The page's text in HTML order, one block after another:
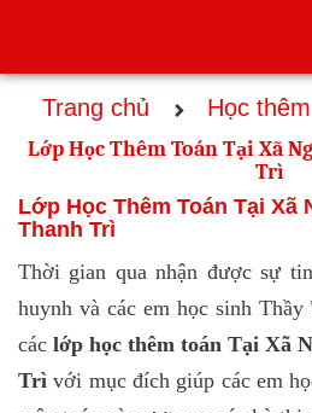
Trang chủ
Học
Lớp Học Thêm Toán Tại Xã
Trì
Lớp Học Thêm Toán Tại Xã
Thanh Trì
Thời gian qua nhận được sự
huynh và các em học sinh
các lớp học thêm toán Tại Xã
Trìvới mục đích giúp các em